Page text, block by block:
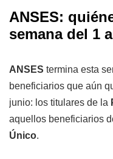
ANSES:
semana del 1
ANSES termina esta
beneficiarios que aún
junio: los titulares de la
aquellos beneficiarios
Único.